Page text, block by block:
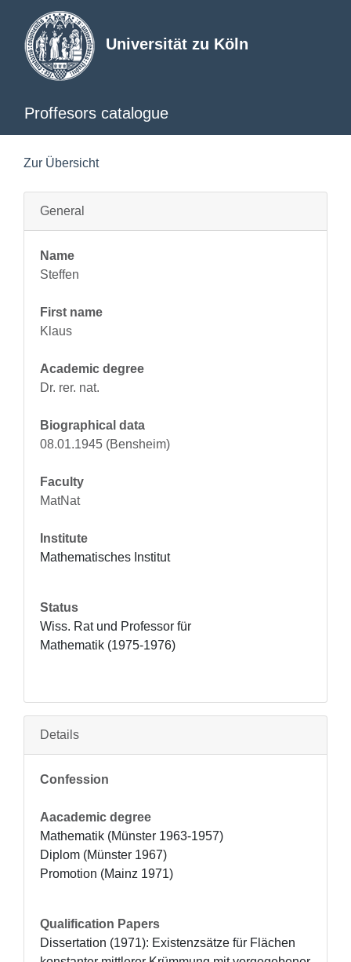
Universität zu Köln
Proffesors catalogue
Zur Übersicht
General
Name
Steffen
First name
Klaus
Academic degree
Dr. rer. nat.
Biographical data
08.01.1945 (Bensheim)
Faculty
MatNat
Institute
Mathematisches Institut
Status
Wiss. Rat und Professor für
Mathematik (1975-1976)
Details
Confession
Aacademic degree
Mathematik (Münster 1963-1957)
Diplom (Münster 1967)
Promotion (Mainz 1971)
Qualification Papers
Dissertation (1971): Existenzsätze für Flächen